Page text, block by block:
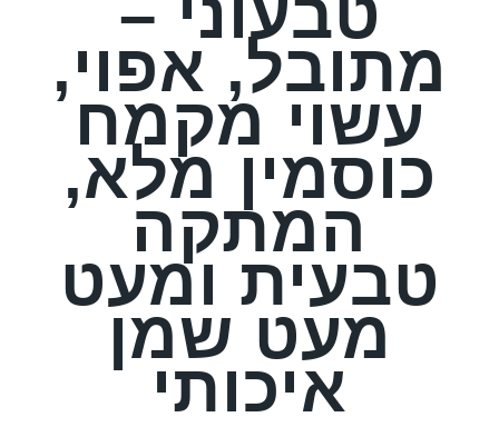
טבעוני –
מתובל, אפוי,
עשוי מקמח
כוסמין מלא,
המתקה
טבעית ומעט
מעט שמן
איכותי